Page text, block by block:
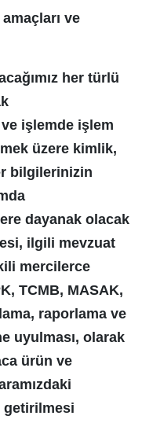
ve
her türlü
işlemde işlem
üzere kimlik,
bilgilerinizin
dayanak olacak
ilgili mevzuat
mercilerce
TCMB, MASAK,
raporlama ve
uyulması, olarak
ürün ve
getirilmesi